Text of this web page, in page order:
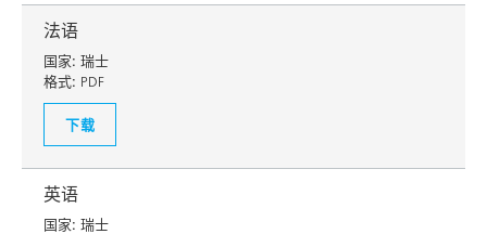
法语
国家: 瑞士
格式: PDF
下载
英语
国家: 瑞士